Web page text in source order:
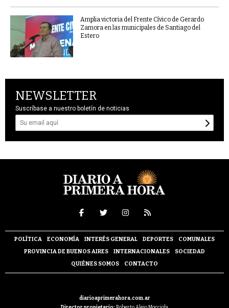
Amplia victoria del Frente Cívico de Gerardo
Zamora en las municipales de Santiago del
Estero
NEWSLETTER
Suscríbase a nuestro boletín de noticias
POLÍTICA ECONOMÍA INTERÉS GENERAL DEPORTES
COMUNALES
PROVINCIA DE BUENOS AIRES
INTERNACIONALES
SOCIEDAD
QUIÉNES SOMOS
CONTACTO
diarioaprimerahora.com.ar